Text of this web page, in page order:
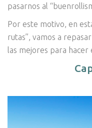
pasarnos al
Por este motivo, en
rutas”, vamos a
las mejores para hacer